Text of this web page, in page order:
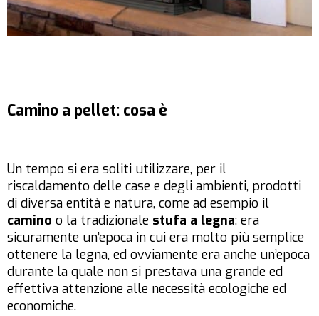
Camino a pellet: cosa è
Un tempo si era soliti utilizzare, per il
riscaldamento delle case e degli ambienti, prodotti
di diversa entità e natura, come ad esempio il
camino o la tradizionale stufa a legna: era
sicuramente un’epoca in cui era molto più semplice
ottenere la legna, ed ovviamente era anche un’epoca
durante la quale non si prestava una grande ed
effettiva attenzione alle necessità ecologiche ed
economiche.